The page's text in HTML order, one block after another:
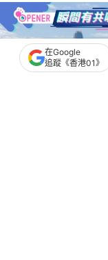
在Google
追蹤《香港01》